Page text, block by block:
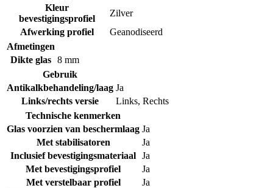
Kleur
bevestigingsprofiel
Zilver
Afwerking profiel
Geanodiseerd
Afmetingen
Dikte glas 8 mm
Gebruik
Antikalkbehandeling/laag Ja
Links/rechts versie
Links, Rechts
Technische kenmerken
Glas voorzien van beschermlaag Ja
Met stabilisatoren
Ja
Inclusief bevestigingsmateriaal Ja
Met bevestigingsprofiel
Ja
Met verstelbaar profiel
Ja